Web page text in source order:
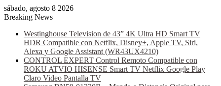
sábado, agosto 8 2026
Breaking News
Westinghouse Television de 43” 4K Ultra HD Smart TV
HDR Compatible con Netflix, Disney+, Apple TV, Siri,
Alexa y Google Assistant (WR43UX4210)
CONTROL EXPERT Control Remoto Compatible con
ROKU ATVIO HISENSE Smart TV Netflix Google Play
Claro Video Pantalla TV